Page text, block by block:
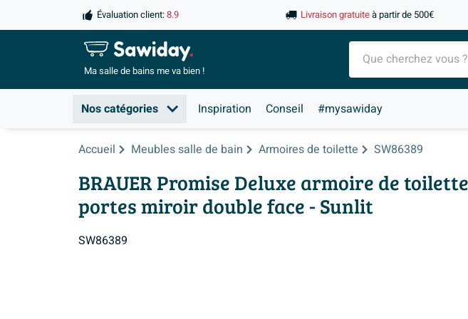
Évaluation client:8.9 Livraison gratuiteà partir de 500€
Ma salle debains me va bien !
Nos catégories Inspiration Conseil #mysawiday
Accueil Meubles salle de bain Armoires de toilette SW86389
BRAUER Promise Deluxe armoire de
portes miroir double face - Sunlit
SW86389